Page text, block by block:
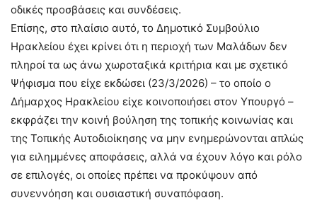
οδικές προσβάσεις και συνδέσεις.
Επίσης, στο πλαίσιο αυτό, το Δημοτικό Συμβούλιο
Ηρακλείου έχει κρίνει ότι η περιοχή των Μαλάδων δεν
πληροί τα ως άνω χωροταξικά κριτήρια και με σχετικό
Ψήφισμα που είχε εκδώσει (23/3/2026) – το οποίο ο
Δήμαρχος Ηρακλείου είχε κοινοποιήσει στον Υπουργό –
εκφράζει την κοινή βούληση της τοπικής κοινωνίας και
της Τοπικής Αυτοδιοίκησης να μην ενημερώνονται απλώς
για ειλημμένες αποφάσεις, αλλά να έχουν λόγο και ρόλο
σε επιλογές, οι οποίες πρέπει να προκύψουν από
συνεννόηση και ουσιαστική συναπόφαση.